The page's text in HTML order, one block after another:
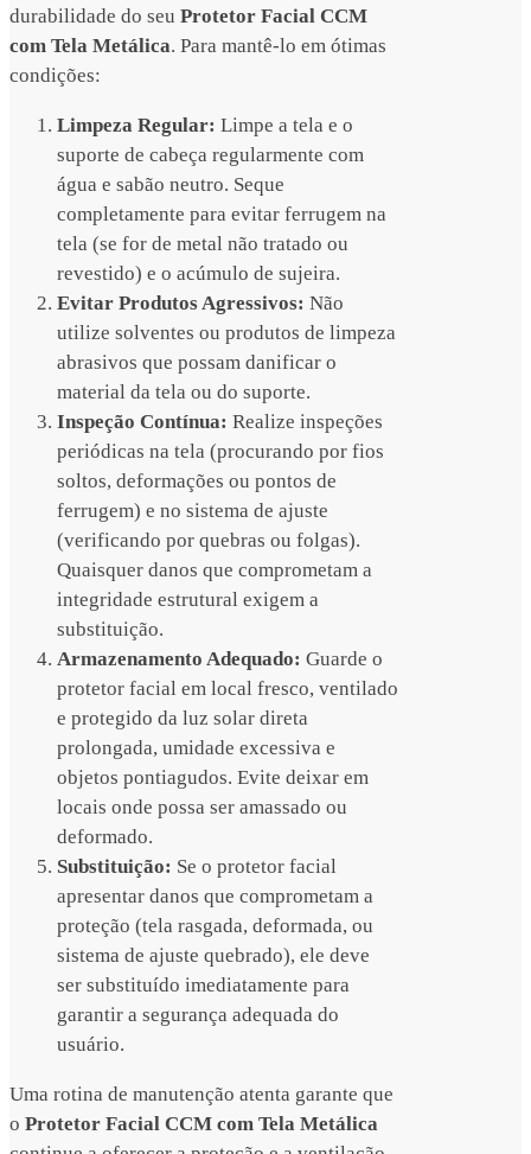
durabilidade do seu Protetor Facial CCM
com Tela Metálica. Para mantê-lo em ótimas
condições:
Limpeza Regular: Limpe a tela e o
suporte de cabeça regularmente com
água e sabão neutro. Seque
completamente para evitar ferrugem na
tela (se for de metal não tratado ou
revestido) e o acúmulo de sujeira.
Evitar Produtos Agressivos: Não
utilize solventes ou produtos de limpeza
abrasivos que possam danificar o
material da tela ou do suporte.
Inspeção Contínua: Realize inspeções
periódicas na tela (procurando por fios
soltos, deformações ou pontos de
ferrugem) e no sistema de ajuste
(verificando por quebras ou folgas).
Quaisquer danos que comprometam a
integridade estrutural exigem a
substituição.
Armazenamento Adequado: Guarde o
protetor facial em local fresco, ventilado
e protegido da luz solar direta
prolongada, umidade excessiva e
objetos pontiagudos. Evite deixar em
locais onde possa ser amassado ou
deformado.
Substituição: Se o protetor facial
apresentar danos que comprometam a
proteção (tela rasgada, deformada, ou
sistema de ajuste quebrado), ele deve
ser substituído imediatamente para
garantir a segurança adequada do
usuário.
Uma rotina de manutenção atenta garante que
o Protetor Facial CCM com Tela Metálica